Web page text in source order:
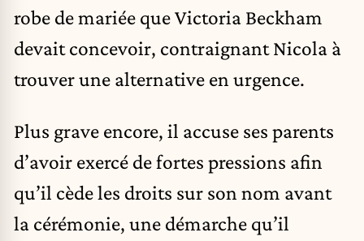
robe de mariée que Victoria Beckham
devait concevoir, contraignant Nicola à
trouver une alternative en urgence.
Plus grave encore, il accuse ses parents
d’avoir exercé de fortes pressions afin
qu’il cède les droits sur son nom avant
la cérémonie, une démarche qu’il